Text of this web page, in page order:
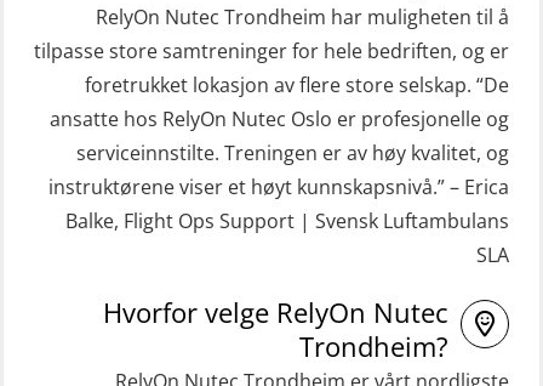
HLO/MOB/Søk- og Redningslag
kombinasjon – repetisjon (OSC1162)
HLO/Søk & Redningslag kombinasjon
– repetisjon (OSC1161)
Helikopterevakuering inkl.
Pustelunge (OSE1251)
Helikopterevakuering med HABD,
inkl. Brannslukking og Førstehjelp-
sivile mannskaper (FSC119)
STCW Grunnkurs Redningsfarkoster
(MBSBLE022)
STCW Hurtiggående mann over bord
båt (HMOB) (MSE100)
STCW Hurtiggående mann over bord
båt (HMOB) oppdatering (MSE1001)
STCW Livbåtfører redningsfarkoster
32 t (MSE1031)
STCW Mann-Over-Bord
RelyOn Nutec Trondheim har muligheten til å
tilpasse store samtreninger for hele bedriften, og er
foretrukket lokasjon av flere store selskap. “De
ansatte hos RelyOn Nutec Oslo er profesjonelle og
serviceinnstilte. Treningen er av høy kvalitet, og
instruktørene viser et høyt kunnskapsnivå.” – Erica
Balke, Flight Ops Support | Svensk Luftambulans
SLA
Hvorfor velge RelyOn Nutec
Trondheim?